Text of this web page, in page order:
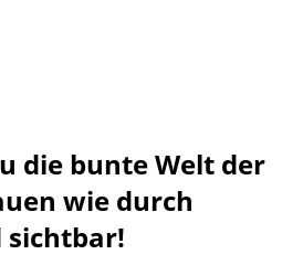
die bunte Welt der
wie durch
sichtbar!